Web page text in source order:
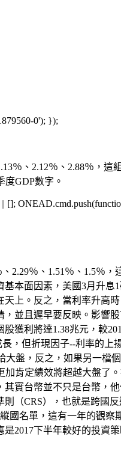
0'); });
％、2.12％、2.88％，
GDP數字。
2.29％、1.51％、1.5％
本面因素，美國3月升
上。反之，當利率升高
並且遲早要反映。影
獲利將達1.38兆元，較
，但折現因子--利率的
盤，反之，如果另一
肯定績效將超越大盤了
實台幣並不只是台幣
（CRS），也就是跨國
國名單，這有一年的觀
下半年較好的投資策